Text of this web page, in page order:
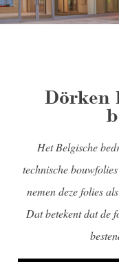
Dörken
Het Belgische
technische
nemen deze folies
Dat betekent dat de